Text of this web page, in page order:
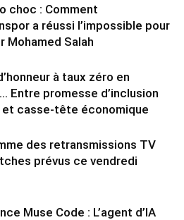
choc : Comment
a réussi l’impossible pour
Mohamed Salah
à taux zéro en
Entre promesse d’inclusion
et casse-tête économique
des retransmissions TV
prévus ce vendredi
Muse Code : L’agent d’IA